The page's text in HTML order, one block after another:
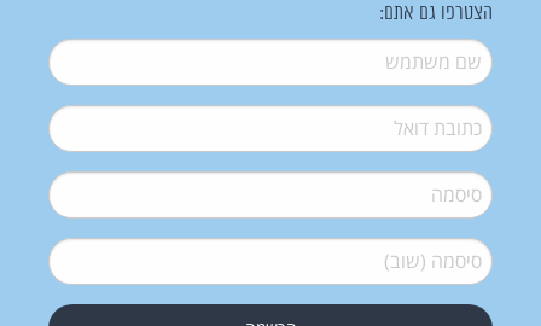
הצטרפו גם אתם:
שם משתמש*
דואל*
סיסמה*
סיסמה (שוב)*